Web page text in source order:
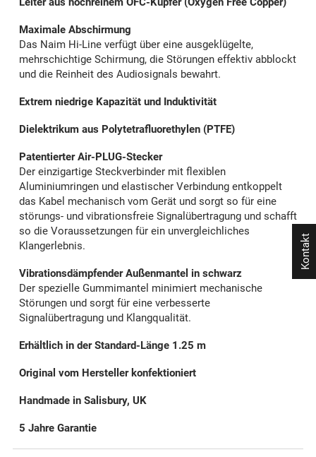
Maximale Abschirmung
Das Naim Hi-Line verfügt über eine ausgeklügelte,
mehrschichtige Schirmung, die Störungen effektiv abblockt
und die Reinheit des Audiosignals bewahrt.
Extrem niedrige Kapazität und Induktivität
Dielektrikum aus Polytetrafluorethylen (PTFE)
Patentierter Air-PLUG-Stecker
Der einzigartige Steckverbinder mit flexiblen
Aluminiumringen und elastischer Verbindung entkoppelt
das Kabel mechanisch vom Gerät und sorgt so für eine
störungs- und vibrationsfreie Signalübertragung und schafft
so die Voraussetzungen für ein unvergleichliches
Klangerlebnis.
Vibrationsdämpfender Außenmantel in schwarz
Der spezielle Gummimantel minimiert mechanische
Störungen und sorgt für eine verbesserte
Signalübertragung und Klangqualität.
Erhältlich in der Standard-Länge 1.25 m
Original vom Hersteller konfektioniert
Handmade in Salisbury, UK
5 Jahre Garantie
Kontakt